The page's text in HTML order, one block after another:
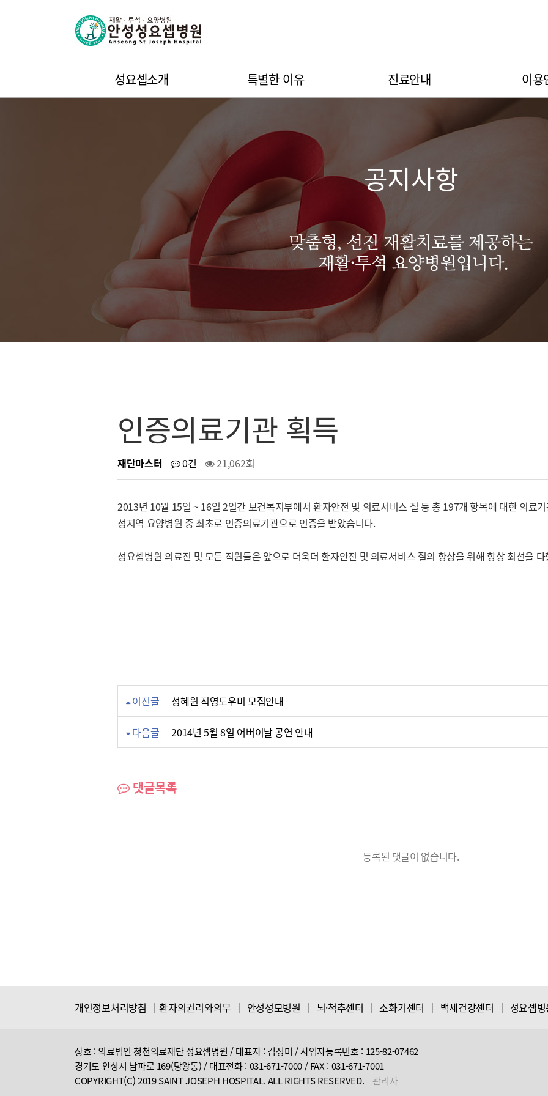
성요셉소개 특별한 이유 진료안내 이용
공지사항
인증의료기관 획득
재단마스터 0건 21,062회
2013년 10월 15일 ~ 16일 2일간 보건복지부에서 환자안전 및 의료서비스 질 등 총 197개 항목에 대한 의료
성지역 요양병원 중 최초로 인증의료기관으로 인증을 받았습니다.
성요셉병원 의료진 및 모든 직원들은 앞으로 더욱더 환자안전 및 의료서비스 질의 향상을 위해 항상 최선을
이전글 성혜원 직영도우미 모집안내
다음글 2014년 5월 8일 어버이날 공연 안내
댓글목록
등록된 댓글이 없습니다.
개인정보처리방침 │환자의권리와의무 │ 안성성모병원 │ 뇌·척추센터 │ 소화기센터 │ 백세건강센터 │ 성요셉병
상호 : 의료법인 청천의료재단 성요셉병원 / 대표자 : 김정미 / 사업자등록번호 : 125-82-07462
경기도 안성시 남파로 169(당왕동) / 대표전화 : 031-671-7000 / FAX : 031-671-7001
COPYRIGHT(C) 2019 SAINT JOSEPH HOSPITAL. ALL RIGHTS RESERVED. 관리자